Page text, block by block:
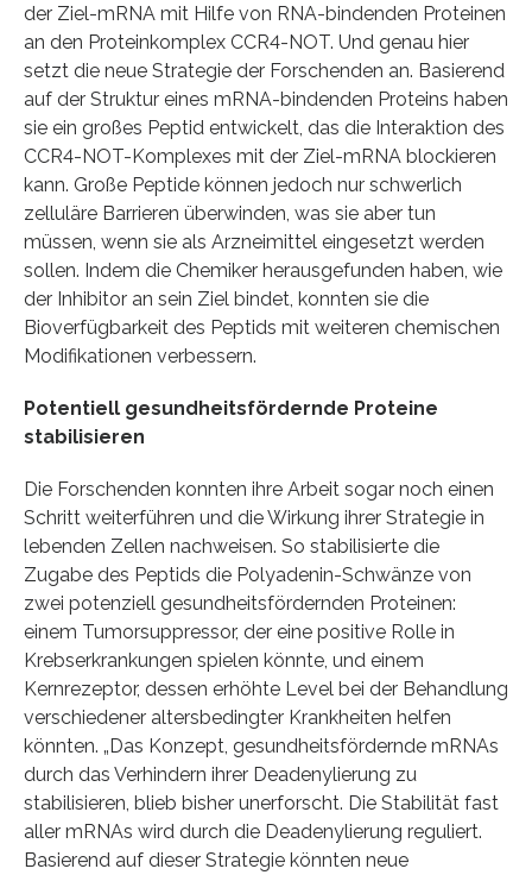
der Ziel-mRNA mit Hilfe von RNA-bindenden Proteinen
an den Proteinkomplex CCR4-NOT. Und genau hier
setzt die neue Strategie der Forschenden an. Basierend
auf der Struktur eines mRNA-bindenden Proteins haben
sie ein großes Peptid entwickelt, das die Interaktion des
CCR4-NOT-Komplexes mit der Ziel-mRNA blockieren
kann. Große Peptide können jedoch nur schwerlich
zelluläre Barrieren überwinden, was sie aber tun
müssen, wenn sie als Arzneimittel eingesetzt werden
sollen. Indem die Chemiker herausgefunden haben, wie
der Inhibitor an sein Ziel bindet, konnten sie die
Bioverfügbarkeit des Peptids mit weiteren chemischen
Modifikationen verbessern.
Potentiell gesundheitsfördernde Proteine
stabilisieren
Die Forschenden konnten ihre Arbeit sogar noch einen
Schritt weiterführen und die Wirkung ihrer Strategie in
lebenden Zellen nachweisen. So stabilisierte die
Zugabe des Peptids die Polyadenin-Schwänze von
zwei potenziell gesundheitsfördernden Proteinen:
einem Tumorsuppressor, der eine positive Rolle in
Krebserkrankungen spielen könnte, und einem
Kernrezeptor, dessen erhöhte Level bei der Behandlung
verschiedener altersbedingter Krankheiten helfen
könnten. „Das Konzept, gesundheitsfördernde mRNAs
durch das Verhindern ihrer Deadenylierung zu
stabilisieren, blieb bisher unerforscht. Die Stabilität fast
aller mRNAs wird durch die Deadenylierung reguliert.
Basierend auf dieser Strategie könnten neue